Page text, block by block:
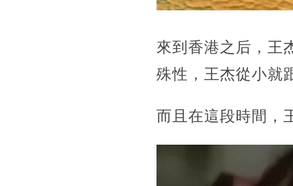
來到香港之后，王
殊性，王杰從小就
而且在這段時間，